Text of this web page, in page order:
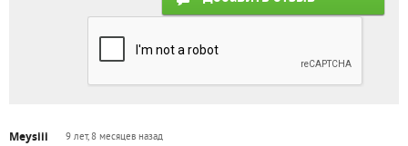
Meysiii 9 лет, 8 месяцев назад